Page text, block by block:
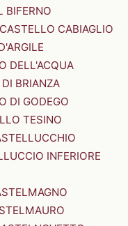
BIFERNO
CASTELLO CABIAGLIO
DELL'ACQUA
BRIANZA
DI GODEGO
TESINO
INFERIORE